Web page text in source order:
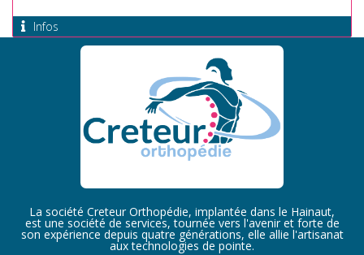
Infos
La société Creteur Orthopédie, implantée dans le Hainaut,
est une société de services, tournée vers l'avenir et forte de
son expérience depuis quatre générations, elle allie l'artisanat
aux technologies de pointe.